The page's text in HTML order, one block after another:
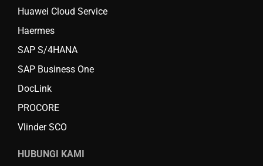
Huawei Cloud Service
Haermes
SAP S/4HANA
SAP Business One
DocLink
PROCORE
Vlinder SCO
HUBUNGI KAMI